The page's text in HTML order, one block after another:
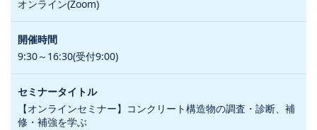
オンライン(Zoom)
9:30～16:30(受付9:00)
【オンラインセミナー】コンクリート構造物の調査・診断、補
修・補強を学ぶ